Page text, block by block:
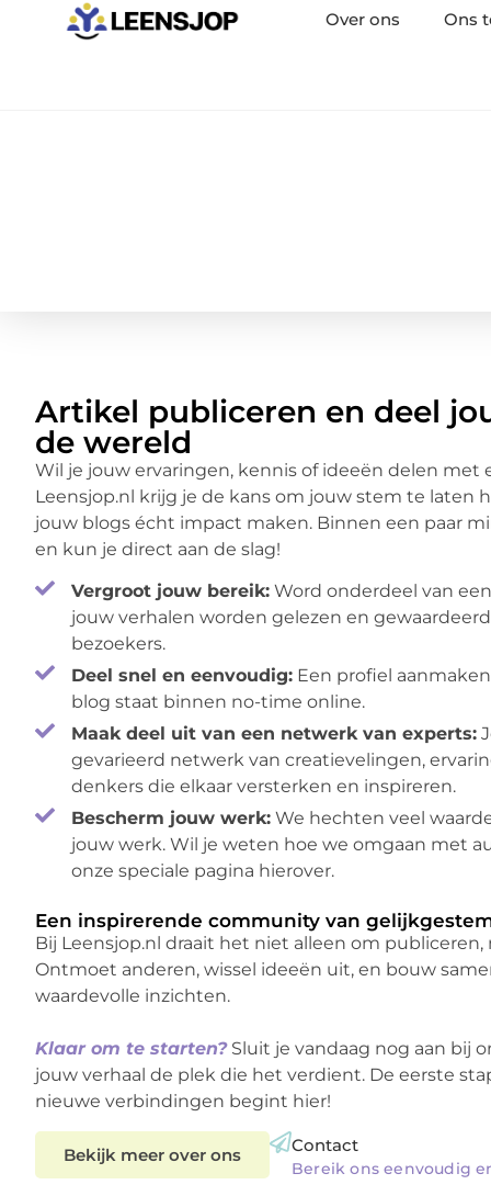
Over ons Ons
Artikel publiceren en deel
de wereld
Wil je jouw ervaringen, kennis of ideeën delen met
Leensjop.nl krijg je de kans om jouw stem te laten
jouw blogs écht impact maken. Binnen een paar
en kun je direct aan de slag!
Vergroot jouw bereik:Word onderdeel van
jouw verhalen worden gelezen en
bezoekers.
Deel snel en eenvoudig:Een profiel
blog staat binnen no-time online.
Maak deel uit van een netwerk van experts:
gevarieerd netwerk van creatievelingen,
denkers die elkaar versterken en inspireren.
Bescherm jouw werk:We hechten veel
jouw werk. Wil je weten hoe we omgaan met
onze speciale pagina hierover.
Een inspirerende community van
Bij Leensjop.nl draait het niet alleen om
Ontmoet anderen, wissel ideeën uit, en bouw
waardevolle inzichten.
Klaar om te starten? Sluit je vandaag nog aan bij
jouw verhaal de plek die het verdient. De eerste
nieuwe verbindingen begint hier!
Bekijk meer over ons Contact
Bereik ons eenvoudig